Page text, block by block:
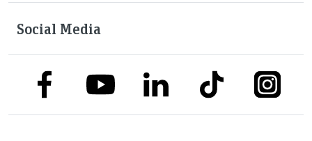
Social Media
link to facebooklink to youtubelink to linkedinlink to tiktok